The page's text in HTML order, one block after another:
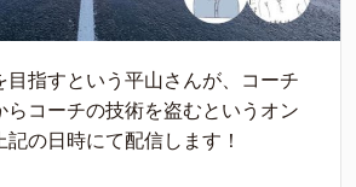
目指すという平山さんが、コーチ
らコーチの技術を盗むというオン
の日時にて配信します！